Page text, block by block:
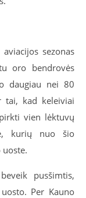
sezonas
oro bendrovės
daugiau nei 80
tai, kad keleiviai
vien lėktuvų
kurių nuo šio
uoste.
pusšimtis,
Per Kauno